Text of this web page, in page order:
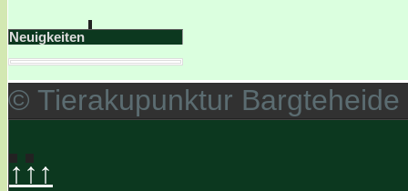
Neuigkeiten
© Tierakupunktur Bargteheide
↑↑↑